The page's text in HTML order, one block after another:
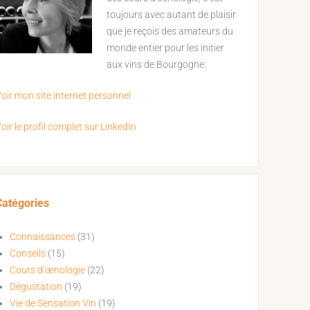
toujours avec autant de plaisir
que je reçois des amateurs du
monde entier pour les initier
aux vins de Bourgogne.
mon site internet personnel
le profil complet sur LinkedIn
Connaissances (31)
Conseils (15)
Cours d’œnologie (22)
Dégustation (19)
Vie de Sensation Vin (19)